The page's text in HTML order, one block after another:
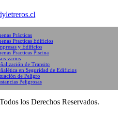
Prácticas
Practicas Edificios
y Edificios
Practicas Piscina
varios
de Transito
en Seguridad de Edificios
de Peligro
Peligrosas
Todos los Derechos Reservados.